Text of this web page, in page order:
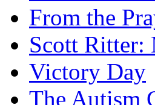
From the
Scott Ritter:
Victory Day
The Autism